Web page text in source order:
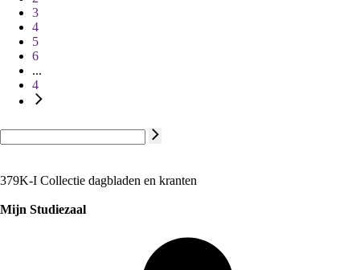
3
4
5
6
...
4
379K-I Collectie dagbladen en kranten
Mijn Studiezaal